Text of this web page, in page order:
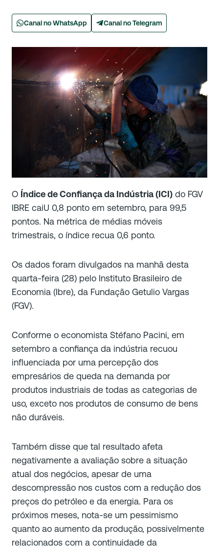
Canal no WhatsApp Canal no Telegram
O Índice de Confiança da Indústria (ICI) do FGV
IBRE caiU 0,8 ponto em setembro, para 99,5
pontos. Na métrica de médias móveis
trimestrais, o índice recua 0,6 ponto.
Os dados foram divulgados na manhã desta
quarta-feira (28) pelo Instituto Brasileiro de
Economia (Ibre), da Fundação Getulio Vargas
(FGV).
Conforme o economista Stéfano Pacini, em
setembro a confiança da indústria recuou
influenciada por uma percepção dos
empresários de queda na demanda por
produtos industriais de todas as categorias de
uso, exceto nos produtos de consumo de bens
não duráveis.
Também disse que tal resultado afeta
negativamente a avaliação sobre a situação
atual dos negócios, apesar de uma
descompressão nos custos com a redução dos
preços do petróleo e da energia. Para os
próximos meses, nota-se um pessimismo
quanto ao aumento da produção, possivelmente
relacionados com a continuidade da